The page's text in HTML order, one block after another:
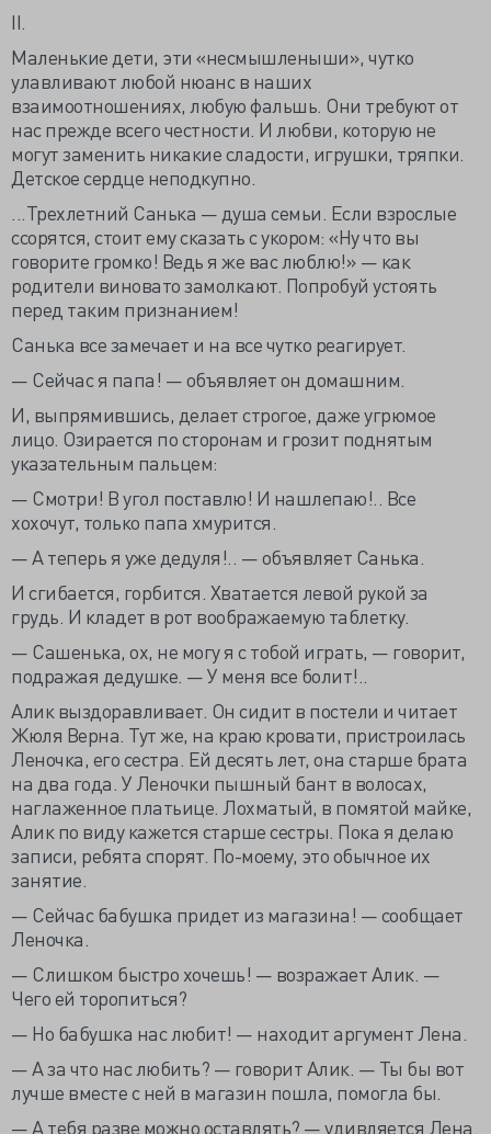
II.
Маленькие дети, эти «несмышленыши», чутко
улавливают любой нюанс в наших
взаимоотношениях, любую фальшь. Они требуют от
нас прежде всего честности. И любви, которую не
могут заменить никакие сладости, игрушки, тряпки.
Детское сердце неподкупно.
...Трехлетний Санька — душа семьи. Если взрослые
ссорятся, стоит ему сказать с укором: «Ну что вы
говорите громко! Ведь я же вас люблю!» — как
родители виновато замолкают. Попробуй устоять
перед таким признанием!
Санька все замечает и на все чутко реагирует.
— Сейчас я папа! — объявляет он домашним.
И, выпрямившись, делает строгое, даже угрюмое
лицо. Озирается по сторонам и грозит поднятым
указательным пальцем:
— Смотри! В угол поставлю! И нашлепаю!.. Все
хохочут, только папа хмурится.
— А теперь я уже дедуля!.. — объявляет Санька.
И сгибается, горбится. Хватается левой рукой за
грудь. И кладет в рот воображаемую таблетку.
— Сашенька, ох, не могу я с тобой играть, — говорит,
подражая дедушке. — У меня все болит!..
Алик выздоравливает. Он сидит в постели и читает
Жюля Верна. Тут же, на краю кровати, пристроилась
Леночка, его сестра. Ей десять лет, она старше брата
на два года. У Леночки пышный бант в волосах,
наглаженное платьице. Лохматый, в помятой майке,
Алик по виду кажется старше сестры. Пока я делаю
записи, ребята спорят. По-моему, это обычное их
занятие.
— Сейчас бабушка придет из магазина! — сообщает
Леночка.
— Слишком быстро хочешь! — возражает Алик. —
Чего ей торопиться?
— Но бабушка нас любит! — находит аргумент Лена.
— А за что нас любить? — говорит Алик. — Ты бы вот
лучше вместе с ней в магазин пошла, помогла бы.
— А тебя разве можно оставлять? — удивляется Лена.